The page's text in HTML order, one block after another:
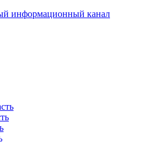
информационный канал